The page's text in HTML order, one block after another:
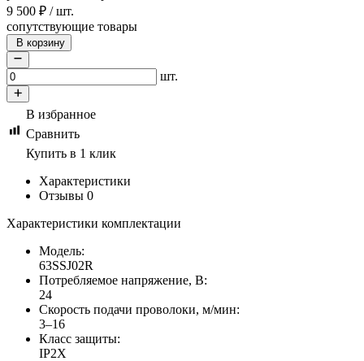
9 500 ₽ /шт.
сопутствующие товары
В корзину
шт.
В избранное
Сравнить
Купить в 1 клик
Характеристики
Отзывы 0
Характеристики комплектации
Модель:
63SSJ02R
Потребляемое напряжение, В:
24
Скорость подачи проволоки, м/мин:
3–16
Класс защиты:
IP2X